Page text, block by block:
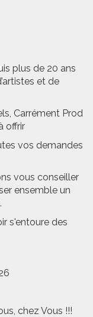
plus de 20 ans
et de
Carrément Prod
offrir
vos demandes
vous conseiller
ensemble un
s'entoure des
chez Vous !!!